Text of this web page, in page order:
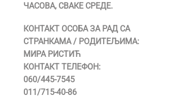
ЧАСОВА, СВАКЕ СРЕДЕ.
КОНТАКТ ОСОБА ЗА РАД СА
СТРАНКАМА / РОДИТЕЉИМА:
МИРА РИСТИЋ
КОНТАКТ ТЕЛЕФОН:
060/445-7545
011/715-40-86